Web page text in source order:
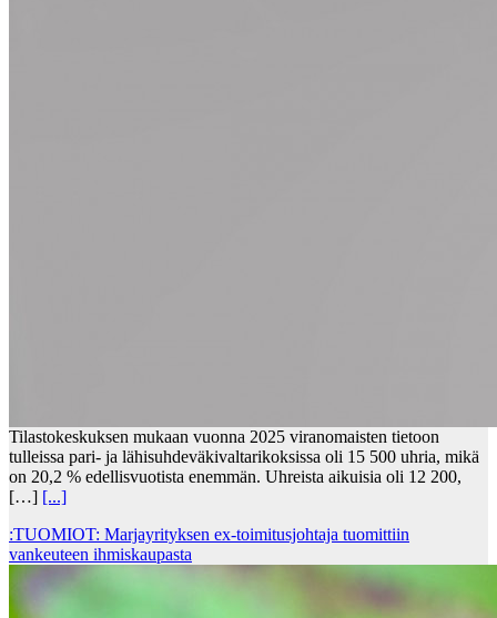
Tilastokeskuksen mukaan vuonna 2025 viranomaisten tietoon
tulleissa pari- ja lähisuhdeväkivaltarikoksissa oli 15 500 uhria, mikä
on 20,2 % edellisvuotista enemmän. Uhreista aikuisia oli 12 200,
[…] [...]
:TUOMIOT: Marjayrityksen ex-toimitusjohtaja tuomittiin
vankeuteen ihmiskaupasta